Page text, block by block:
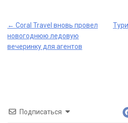
Post
navigation
← Coral Travel вновь провел
новогоднюю ледовую
вечеринку для агентов
Подписаться